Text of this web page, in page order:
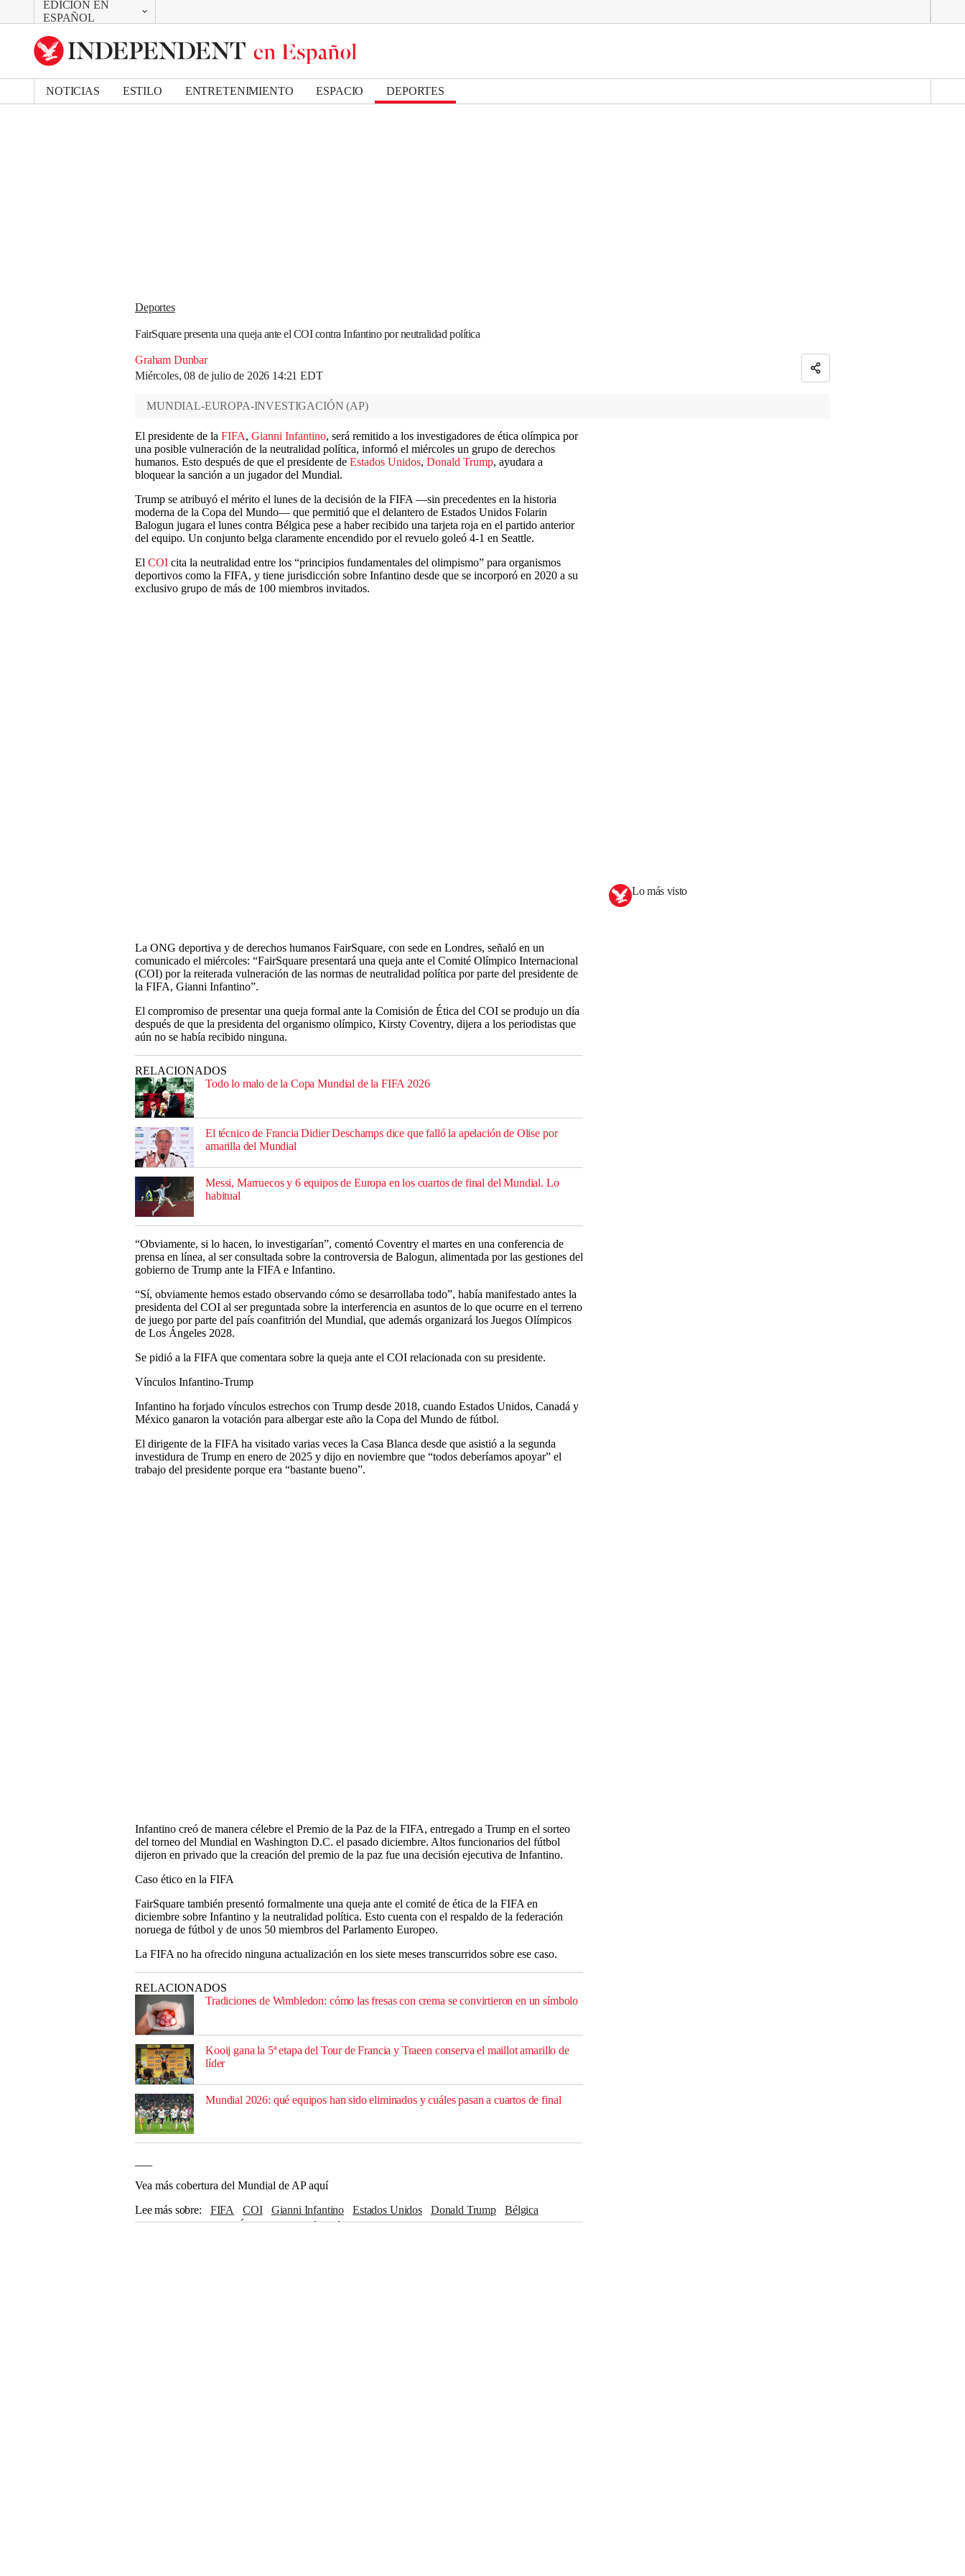
EDICIÓN EN
ESPAÑOL
CAMBIAR
UK Edition
US Edition
NOTICIAS ESTILO ENTRETENIMIENTO ESPACIO DEPORTES
Deportes
FairSquare presenta una queja ante el COI contra Infantino por neutralidad política
Graham Dunbar
Miércoles, 08 de julio de 2026 14:21 EDT
Bookmark popover
Removed from bookmarks
Close popover
MUNDIAL-EUROPA-INVESTIGACIÓN (AP)
El presidente de la FIFA, Gianni Infantino, será remitido a los investigadores de ética olímpica por
una posible vulneración de la neutralidad política, informó el miércoles un grupo de derechos
humanos. Esto después de que el presidente de Estados Unidos, Donald Trump, ayudara a
bloquear la sanción a un jugador del Mundial.
Trump se atribuyó el mérito el lunes de la decisión de la FIFA —sin precedentes en la historia
moderna de la Copa del Mundo— que permitió que el delantero de Estados Unidos Folarin
Balogun jugara el lunes contra Bélgica pese a haber recibido una tarjeta roja en el partido anterior
del equipo. Un conjunto belga claramente encendido por el revuelo goleó 4-1 en Seattle.
El COI cita la neutralidad entre los “principios fundamentales del olimpismo” para organismos
deportivos como la FIFA, y tiene jurisdicción sobre Infantino desde que se incorporó en 2020 a su
exclusivo grupo de más de 100 miembros invitados.
La ONG deportiva y de derechos humanos FairSquare, con sede en Londres, señaló en un
comunicado el miércoles: “FairSquare presentará una queja ante el Comité Olímpico Internacional
(COI) por la reiterada vulneración de las normas de neutralidad política por parte del presidente de
la FIFA, Gianni Infantino”.
El compromiso de presentar una queja formal ante la Comisión de Ética del COI se produjo un día
después de que la presidenta del organismo olímpico, Kirsty Coventry, dijera a los periodistas que
aún no se había recibido ninguna.
RELACIONADOS
Todo lo malo de la Copa Mundial de la FIFA 2026
El técnico de Francia Didier Deschamps dice que falló la apelación de Olise por
amarilla del Mundial
Messi, Marruecos y 6 equipos de Europa en los cuartos de final del Mundial. Lo
habitual
“Obviamente, si lo hacen, lo investigarían”, comentó Coventry el martes en una conferencia de
prensa en línea, al ser consultada sobre la controversia de Balogun, alimentada por las gestiones del
gobierno de Trump ante la FIFA e Infantino.
“Sí, obviamente hemos estado observando cómo se desarrollaba todo”, había manifestado antes la
presidenta del COI al ser preguntada sobre la interferencia en asuntos de lo que ocurre en el terreno
de juego por parte del país coanfitrión del Mundial, que además organizará los Juegos Olímpicos
de Los Ángeles 2028.
Se pidió a la FIFA que comentara sobre la queja ante el COI relacionada con su presidente.
Vínculos Infantino-Trump
Infantino ha forjado vínculos estrechos con Trump desde 2018, cuando Estados Unidos, Canadá y
México ganaron la votación para albergar este año la Copa del Mundo de fútbol.
El dirigente de la FIFA ha visitado varias veces la Casa Blanca desde que asistió a la segunda
investidura de Trump en enero de 2025 y dijo en noviembre que “todos deberíamos apoyar” el
trabajo del presidente porque era “bastante bueno”.
Infantino creó de manera célebre el Premio de la Paz de la FIFA, entregado a Trump en el sorteo
del torneo del Mundial en Washington D.C. el pasado diciembre. Altos funcionarios del fútbol
dijeron en privado que la creación del premio de la paz fue una decisión ejecutiva de Infantino.
Caso ético en la FIFA
FairSquare también presentó formalmente una queja ante el comité de ética de la FIFA en
diciembre sobre Infantino y la neutralidad política. Esto cuenta con el respaldo de la federación
noruega de fútbol y de unos 50 miembros del Parlamento Europeo.
La FIFA no ha ofrecido ninguna actualización en los siete meses transcurridos sobre ese caso.
RELACIONADOS
Tradiciones de Wimbledon: cómo las fresas con crema se convirtieron en un símbolo
Kooij gana la 5ª etapa del Tour de Francia y Traeen conserva el maillot amarillo de
líder
Mundial 2026: qué equipos han sido eliminados y cuáles pasan a cuartos de final
Vea más cobertura del Mundial de AP aquí
Lee más sobre
FIFA COI Gianni Infantino Estados Unidos Donald Trump
Bélgica
Seattle
Londres Los Ángeles Canadá México CASA BLANCA Washington
Lo más visto